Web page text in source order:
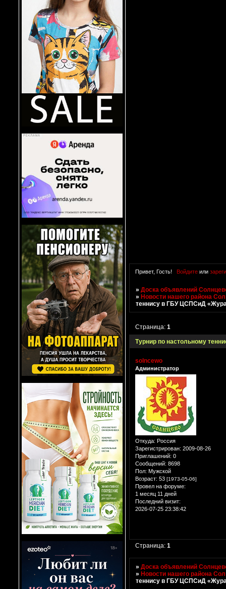
Привет, Гость! Войдитеили
»Доска объявлений
»Новости нашего района
теннису в ГБУ ЦСПСиД
Турнир по настольному
Страница:1
solncewo
Администратор
Откуда: Россия
Зарегистрирован: 2009-08-26
Приглашений: 0
Сообщений: 8698
Пол: Мужской
Возраст: 53 [1973-05-06]
Провел на форуме:
1 месяц 11 дней
Последний визит:
2026-07-25 23:38:42
Страница:1
»Доска объявлений
»Новости нашего района
теннису в ГБУ ЦСПСиД